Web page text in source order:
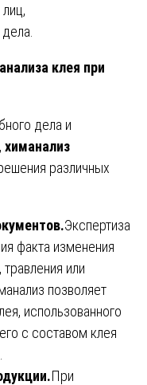
клея при
дела и
химанализ
различных
Экспертиза
факта изменения
или
позволяет
использованного
с составом клея
При